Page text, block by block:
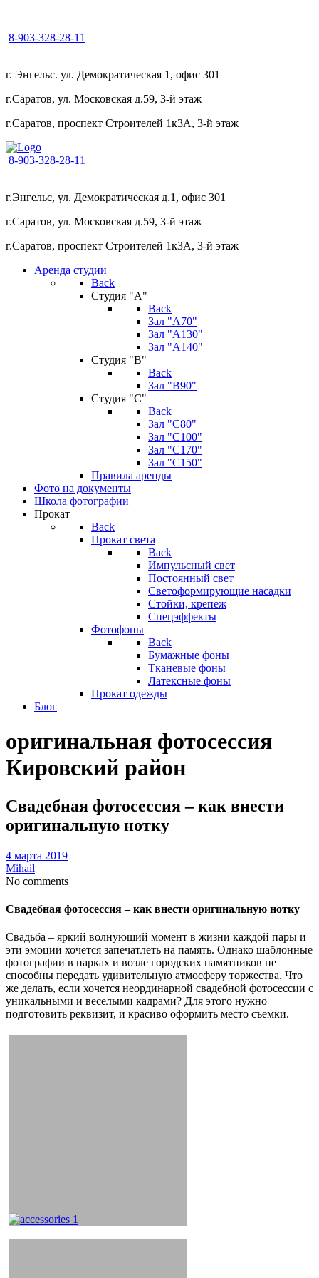
8-903-328-28-11
г. Энгельс. ул. Демократическая 1, офис 301
г.Саратов, ул. Московская д.59, 3-й этаж
г.Саратов, проспект Строителей 1к3А, 3-й этаж
8-903-328-28-11
г.Энгельс, ул. Демократическая д.1, офис 301
г.Саратов, ул. Московская д.59, 3-й этаж
г.Саратов, проспект Строителей 1к3А, 3-й этаж
Аренда студии
Back
Студия "А"
Back
Зал "А70"
Зал "А130"
Зал "A140"
Студия "В"
Back
Зал "В90"
Студия "С"
Back
Зал "С80"
Зал "С100"
Зал "С170"
Зал "С150"
Правила аренды
Фото на документы
Школа фотографии
Прокат
Back
Прокат света
Back
Импульсный свет
Постоянный свет
Светоформирующие насадки
Стойки, крепеж
Спецэффекты
Фотофоны
Back
Бумажные фоны
Тканевые фоны
Латексные фоны
Прокат одежды
Блог
оригинальная фотосессия
Кировский район
Свадебная фотосессия – как внести
оригинальную нотку
4 марта 2019
Mihail
No comments
Свадебная фотосессия – как внести оригинальную нотку
Свадьба – яркий волнующий момент в жизни каждой пары и
эти эмоции хочется запечатлеть на память. Однако шаблонные
фотографии в парках и возле городских памятников не
способны передать удивительную атмосферу торжества. Что
же делать, если хочется неординарной свадебной фотосессии с
уникальными и веселыми кадрами? Для этого нужно
подготовить реквизит, и красиво оформить место съемки.